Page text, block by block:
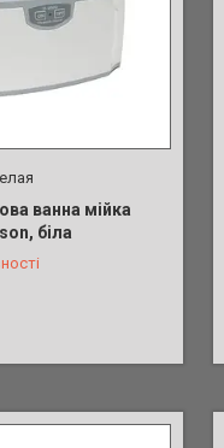
ванна мійка
біла